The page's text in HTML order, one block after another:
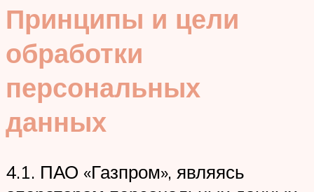
Принципы и цели
обработки
персональных
данных
4.1. ПАО «Газпром», являясь